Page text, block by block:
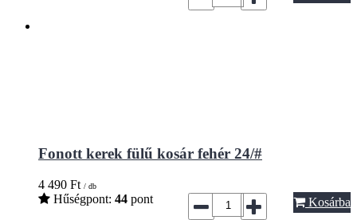
Fonott kerek fülű kosár fehér 24/#
4 490 Ft / db
Hűségpont: 44 pont Kosárba